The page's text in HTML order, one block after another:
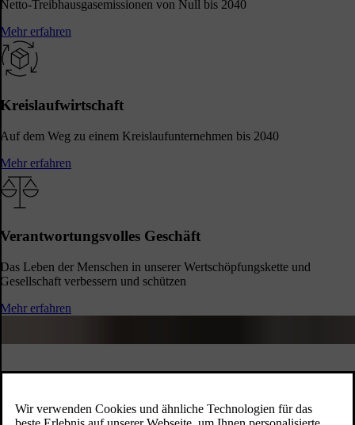
Netto-Treibhausgasemissionen von Null bis 2040
Mehr erfahren
Kreislaufwirtschaft
Auf dem Weg zu einem Kreislaufunternehmen bis 2040
Mehr erfahren
Verantwortungsvolles Geschäft
Das Leben der Menschen in unserer Wertschöpfungskette und
Gesellschaft verbessern und schützen
Mehr erfahren
Wir haben uns der vollständigen Elektrifizierung